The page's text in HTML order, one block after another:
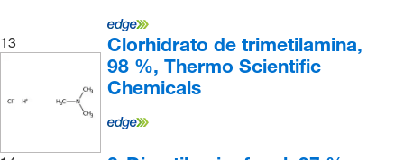
13
Clorhidrato de trimetilamina,
98 %, Thermo Scientific
Chemicals